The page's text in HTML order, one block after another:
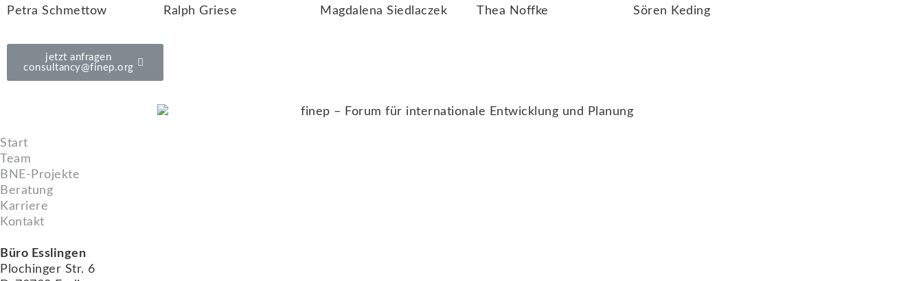
Petra Schmettow Ralph Griese Magdalena Siedlaczek Thea Noffke Sören Keding
jetzt anfragen
consultancy@finep.org
Start
Team
BNE-Projekte
Beratung
Karriere
Kontakt
Büro Esslingen
Plochinger Str. 6